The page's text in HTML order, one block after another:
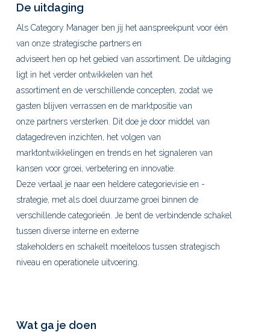
De uitdaging
Als Category Manager ben jij het aanspreekpunt voor één
van onze strategische partners en
adviseert hen op het gebied van assortiment. De uitdaging
ligt in het verder ontwikkelen van het
assortiment en de verschillende concepten, zodat we
gasten blijven verrassen en de marktpositie van
onze partners versterken. Dit doe je door middel van
datagedreven inzichten, het volgen van
marktontwikkelingen en trends en het signaleren van
kansen voor groei, verbetering en innovatie.
Deze vertaal je naar een heldere categorievisie en -
strategie, met als doel duurzame groei binnen de
verschillende categorieën. Je bent de verbindende schakel
tussen diverse interne en externe
stakeholders en schakelt moeiteloos tussen strategisch
niveau en operationele uitvoering.
Wat ga je doen